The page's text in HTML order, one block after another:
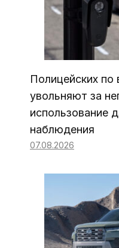
Полицейских
увольняют за
использование
наблюдения
07.08.2026